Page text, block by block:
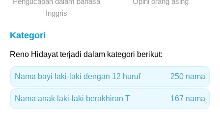
Inggris
Kategori
Reno Hidayat terjadi dalam kategori berikut:
Nama bayi laki-laki dengan 12 huruf 250 nama
Nama anak laki-laki berakhiran T 167 nama